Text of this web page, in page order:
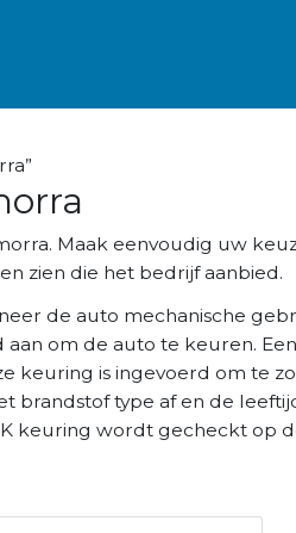
Maak eenvoudig uw
zien die het bedrijf aanbied.
de auto mechanische
om de auto te keuren.
keuring is ingevoerd om te
brandstof type af en de
keuring wordt gecheckt op